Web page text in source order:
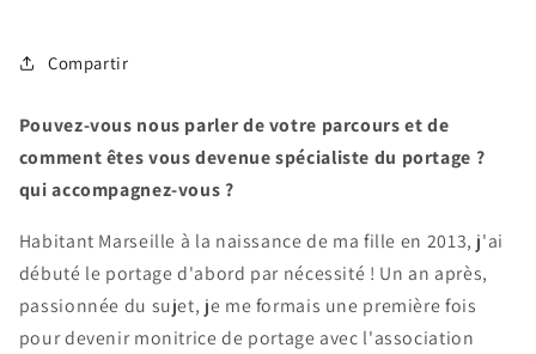
Compartir
Pouvez-vous nous parler de votre parcours et de
comment êtes vous devenue spécialiste du portage ?
qui accompagnez-vous ?
Habitant Marseille à la naissance de ma fille en 2013, j'ai
débuté le portage d'abord par nécessité ! Un an après,
passionnée du sujet, je me formais une première fois
pour devenir monitrice de portage avec l'association